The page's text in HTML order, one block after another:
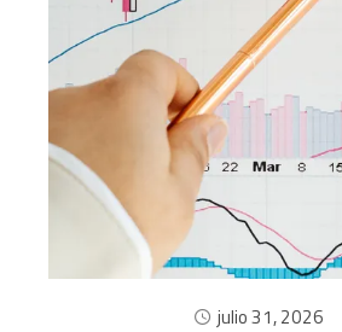
julio 31, 2026